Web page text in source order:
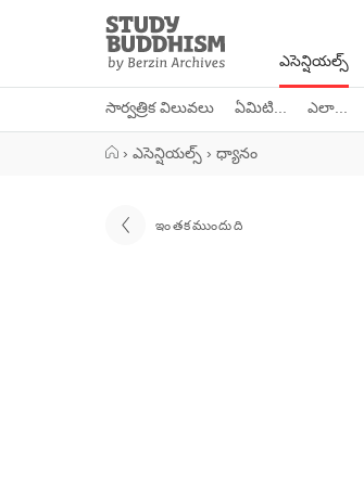
Study
Buddhism
Home
ఎసెన్షియల్స్
సార్వత్రిక విలువలు ఏమిటి... ఎలా...
› ఎసెన్షియల్స్ › ధ్యానం
ఇంతకముందుది